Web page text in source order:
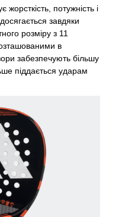
жорсткість, потужність і
завдяки
розміру з 11
в
забезпечують більшу
піддається ударам